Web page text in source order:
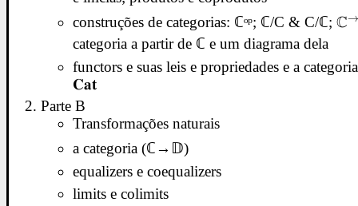
construções de categorias: ℂᵒᵖ; ℂ/C & C/ℂ;C
categoria a partir de ℂ e um diagrama dela
functors e suas leis e propriedades e a categoria
𝐂𝐚𝐭
Parte B
Transformações naturais
a categoria (ℂ→𝔻)
equalizers e coequalizers
limits e colimits